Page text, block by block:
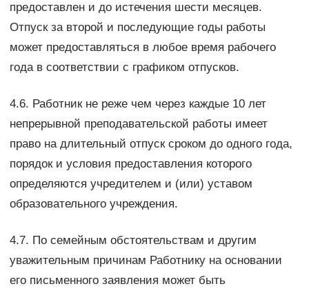
предоставлен и до истечения шести месяцев.
Отпуск за второй и последующие годы работы
может предоставляться в любое время рабочего
года в соответствии с графиком отпусков.
4.6. Работник не реже чем через каждые 10 лет
непрерывной преподавательской работы имеет
право на длительный отпуск сроком до одного года,
порядок и условия предоставления которого
определяются учредителем и (или) уставом
образовательного учреждения.
4.7. По семейным обстоятельствам и другим
уважительным причинам Работнику на основании
его письменного заявления может быть